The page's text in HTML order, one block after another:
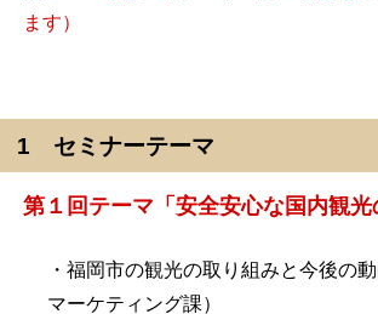
ます）
1 セミナーテーマ
第１回テーマ「安全安心な国内観光
・福岡市の観光の取り組みと今後の
マーケティング課）